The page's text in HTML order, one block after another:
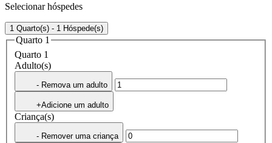
Selecionar hóspedes
1 Quarto(s) - 1 Hóspede(s)
Quarto 1
Quarto 1
Adulto(s)
- Remova um adulto
+Adicione um adulto
Criança(s)
- Remover uma criança